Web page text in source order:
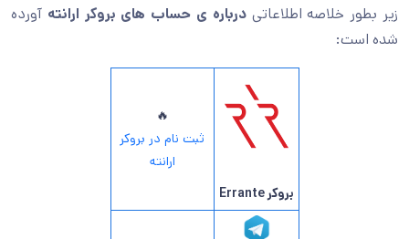
زیر بطور خلاصه اطلاعاتیدرباره ی حساب های بروکر ارانته آورده
شده است:
بروکر Errante
🔥
ثبت نام در بروکر
ارانته